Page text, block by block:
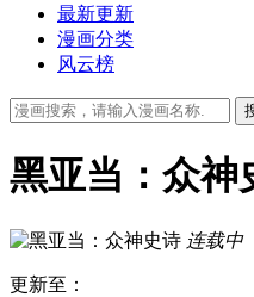
最新更新
漫画分类
风云榜
黑亚当：众神
连载中
更新至：